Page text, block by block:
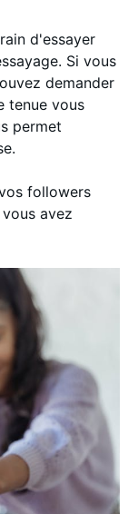
d'essayer
Si vous
demander
tenue vous
permet
followers
avez